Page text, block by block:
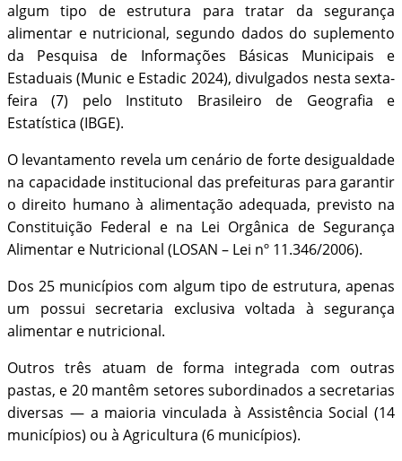
algum tipo de estrutura para tratar da segurança
alimentar e nutricional, segundo dados do suplemento
da Pesquisa de Informações Básicas Municipais e
Estaduais (Munic e Estadic 2024), divulgados nesta sexta-
feira (7) pelo Instituto Brasileiro de Geografia e
Estatística (IBGE).
O levantamento revela um cenário de forte desigualdade
na capacidade institucional das prefeituras para garantir
o direito humano à alimentação adequada, previsto na
Constituição Federal e na Lei Orgânica de Segurança
Alimentar e Nutricional (LOSAN – Lei nº 11.346/2006).
Dos 25 municípios com algum tipo de estrutura, apenas
um possui secretaria exclusiva voltada à segurança
alimentar e nutricional.
Outros três atuam de forma integrada com outras
pastas, e 20 mantêm setores subordinados a secretarias
diversas — a maioria vinculada à Assistência Social (14
municípios) ou à Agricultura (6 municípios).